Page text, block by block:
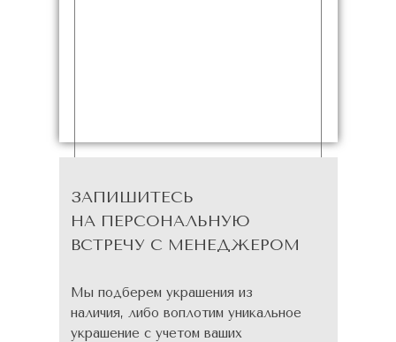
ЗАПИШИТЕСЬ
НА ПЕРСОНАЛЬНУЮ
ВСТРЕЧУ С МЕНЕДЖЕРОМ
Мы подберем украшения из
наличия, либо воплотим уникальное
украшение с учетом ваших